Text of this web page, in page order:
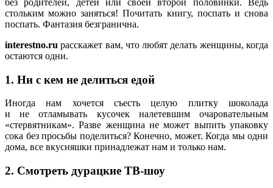
стольким можно заняться! Почитать книгу, поспать и снова
поспать. Фантазия безгранична.
interestno.ru расскажет вам, что любят делать женщины, когда
остаются одни.
1. Ни с кем не делиться едой
Иногда нам хочется съесть целую плитку шоколада
и не отламывать кусочек налетевшим очаровательным
«стервятникам». Разве женщина не может выпить упаковку
сока без просьбы поделиться? Конечно, может. Когда мы одни
дома, все вкусняшки принадлежат нам и только нам.
2. Смотреть дурацкие ТВ-шоу